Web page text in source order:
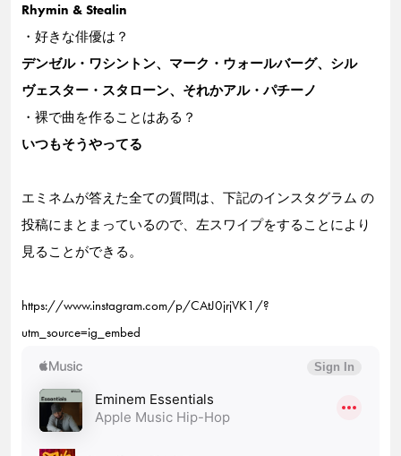
Rhymin & Stealin
・好きな俳優は？
デンゼル・ワシントン、マーク・ウォールバーグ、シル
ヴェスター・スタローン、それかアル・パチーノ
・裸で曲を作ることはある？
いつもそうやってる
エミネムが答えた全ての質問は、下記のインスタグラム の
投稿にまとまっているので、左スワイプをすることにより
見ることができる。
https://www.instagram.com/p/CAtJ0jrjVK1/?
utm_source=ig_embed